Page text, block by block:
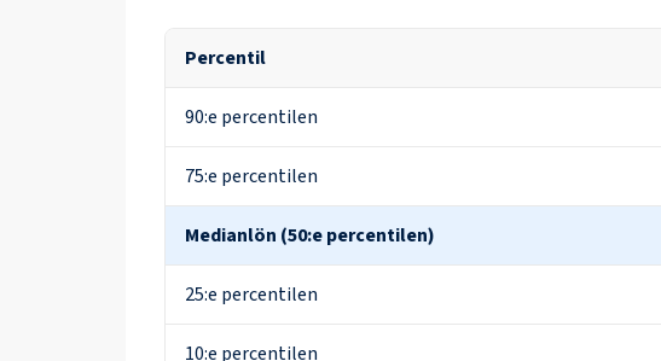
Percentil
90:e percentilen
75:e percentilen
Medianlön (50:e percentilen)
25:e percentilen
10:e percentilen